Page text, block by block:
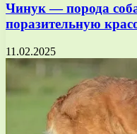
Чинук — порода
поразительную
11.02.2025